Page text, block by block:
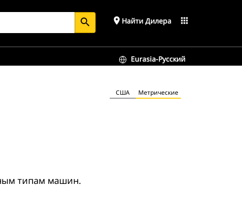
search place Найти Дилера apps
Eurasia-Русский
США Метрические
типам машин.